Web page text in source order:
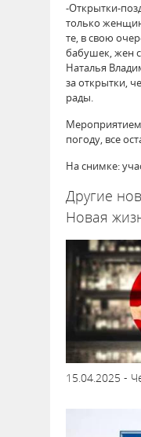
-Открытки-
только
те, в свою
бабушек, жен
Наталья
за открытки,
рады.
погоду, все
На снимке:
Другие
Новая
15.04.2025 -